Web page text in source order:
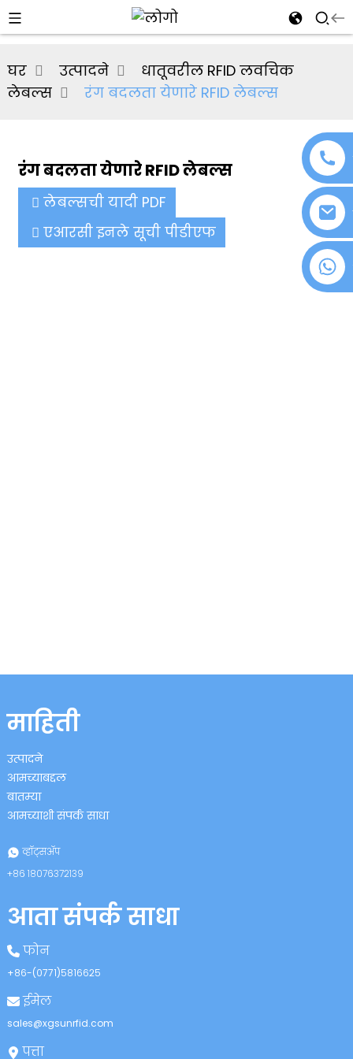
घर उत्पादने
धातूवरील RFID लवचिक
लेबल्स
रंग बदलता येणारे RFID लेबल्स
रंग बदलता येणारे RFID लेबल्स
लेबल्सची यादी PDF
एआरसी इनले सूची पीडीएफ
माहिती
उत्पादने
आमच्याबद्दल
बातम्या
आमच्याशी संपर्क साधा
व्हॉट्सॲप
+८६ १८०७६३७२१३९
आता संपर्क साधा
फोन
+८६-(०७७१)५८१६६२५
ईमेल
sales@xgsunrfid.com
पत्ता